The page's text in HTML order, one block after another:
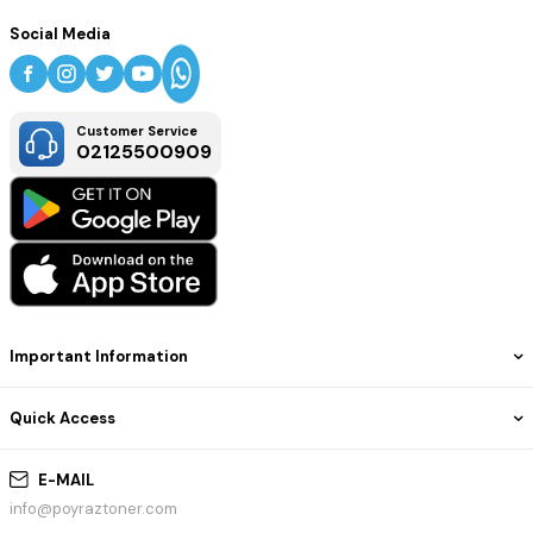
hacimli renkli baskı yapan işletmeler için ideal bir çözümdür.
Canlı renk üretimi ve profesyonel baskı kalitesi sayesinde tüm
kurumsal baskı ihtiyaçlarında güvenle kullanılabilir.
E-MAIL
info@poyraztoner.com
Important Information
Quick Access
Social Media
Customer Service
02125500909